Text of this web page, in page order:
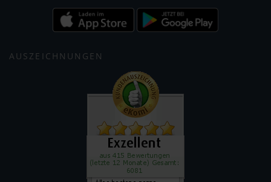
AUSZEICHNUNGEN